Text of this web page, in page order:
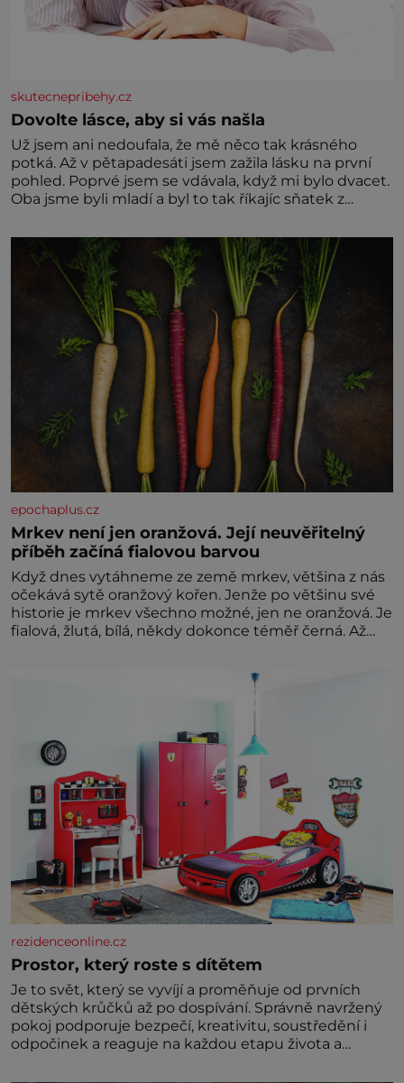
skutecnepribehy.cz
Dovolte lásce, aby si vás našla
Už jsem ani nedoufala, že mě něco tak krásného
potká. Až v pětapadesáti jsem zažila lásku na první
pohled. Poprvé jsem se vdávala, když mi bylo dvacet.
Oba jsme byli mladí a byl to tak říkajíc sňatek z
zaopatřený mladý muž. Manželství nám oběma moc
nesvědčilo, brzy jsme zjistili, že
epochaplus.cz
Mrkev není jen oranžová. Její neuvěřitelný
příběh začíná fialovou barvou
Když dnes vytáhneme ze země mrkev, většina z nás
očekává sytě oranžový kořen. Jenže po většinu své
historie je mrkev všechno možné, jen ne oranžová. Je
fialová, žlutá, bílá, někdy dokonce téměř černá. Až
nedokážeme představit. Její příběh je
rezidenceonline.cz
Prostor, který roste s dítětem
Je to svět, který se vyvíjí a proměňuje od prvních
dětských krůčků až po dospívání. Správně navržený
pokoj podporuje bezpečí, kreativitu, soustředění i
odpočinek a reaguje na každou etapu života a
jednoduchost, měkkost a bezpečí, proto by pokoj